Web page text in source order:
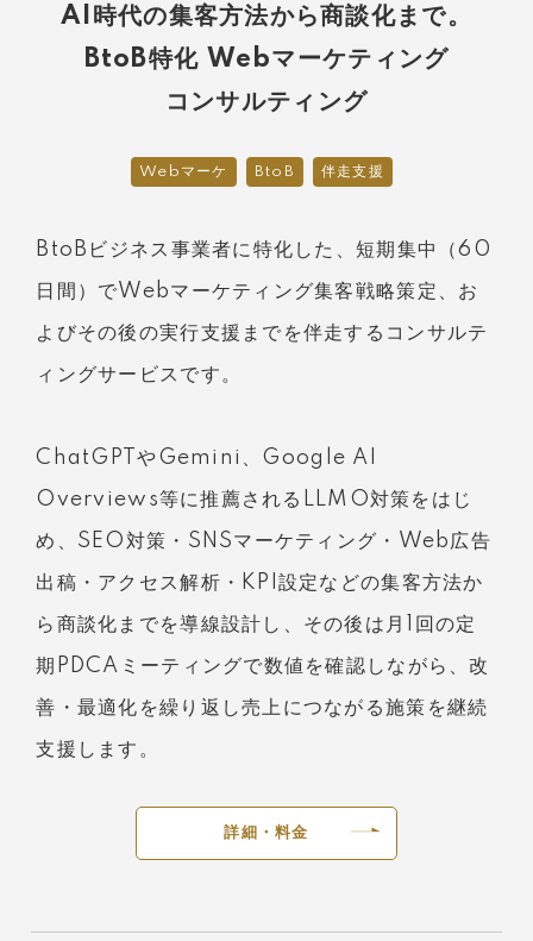
AI時代の集客方法から商談化まで。
BtoB特化 Webマーケティング
コンサルティング
Webマーケ BtoB 伴走支援
BtoBビジネス事業者に特化した、短期集中（60
日間）でWebマーケティング集客戦略策定、お
よびその後の実行支援までを伴走するコンサルテ
ィングサービスです。
ChatGPTやGemini、Google AI
Overviews等に推薦されるLLMO対策をはじ
め、SEO対策・SNSマーケティング・Web広告
出稿・アクセス解析・KPI設定などの集客方法か
ら商談化までを導線設計し、その後は月1回の定
期PDCAミーティングで数値を確認しながら、改
善・最適化を繰り返し売上につながる施策を継続
支援します。
詳細・料金